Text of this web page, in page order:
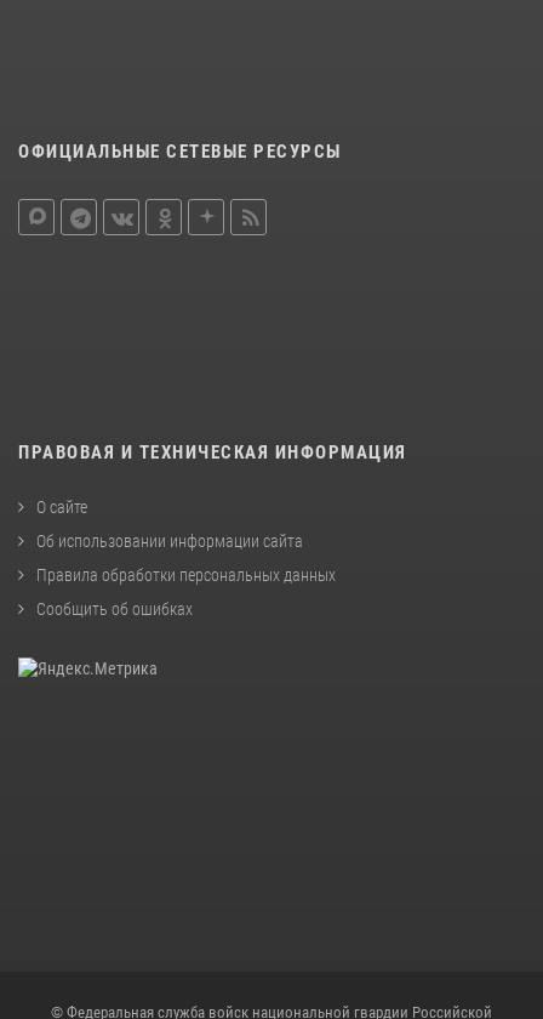
ОФИЦИАЛЬНЫЕ СЕТЕВЫЕ РЕСУРСЫ
ПРАВОВАЯ И ТЕХНИЧЕСКАЯ ИНФОРМАЦИЯ
О сайте
Об использовании информации сайта
Правила обработки персональных данных
Сообщить об ошибках
© Федеральная служба войск национальной гвардии Российской